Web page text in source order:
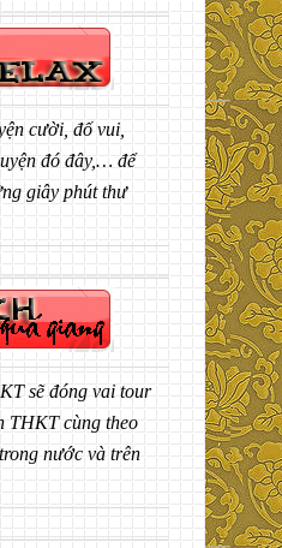
cười, đố vui,
đó đây,… để
giây phút thư
sẽ đóng vai tour
THKT cùng theo
nước và trên